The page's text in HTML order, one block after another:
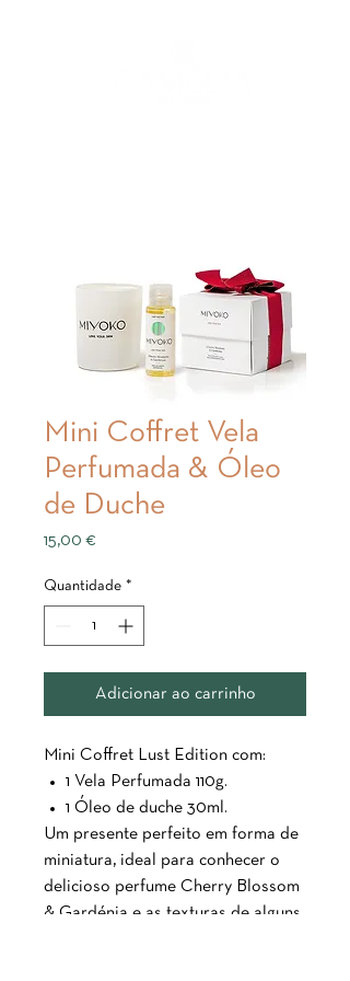
Mini Coffret Vela
Perfumada & Óleo
de Duche
15,00 €
Quantidade *
Adicionar ao carrinho
Mini Coffret Lust Edition com:
1 Vela Perfumada 110g.
1 Óleo de duche 30ml.
Um presente perfeito em forma de
miniatura, ideal para conhecer o
delicioso perfume Cherry Blossom
& Gardénia e as texturas de alguns